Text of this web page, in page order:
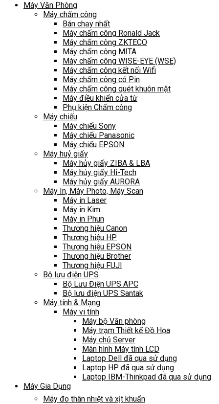
Máy Văn Phòng
Máy chấm công
Bán chạy nhất
Máy chấm công Ronald Jack
Máy chấm công ZKTECO
Máy chấm công MITA
Máy chấm công WISE-EYE (WSE)
Máy chấm công kết nối Wifi
Máy chấm công có Pin
Máy chấm công quét khuôn mặt
Máy điều khiển cửa từ
Phụ kiện Chấm công
Máy chiếu
Máy chiếu Sony
Máy chiếu Panasonic
Máy chiếu EPSON
Máy huỷ giấy
Máy hủy giấy ZIBA & LBA
Máy hủy giấy Hi-Tech
Máy hủy giấy AURORA
Máy In, Máy Photo, Máy Scan
Máy in Laser
Máy in Kim
Máy in Phun
Thương hiệu Canon
Thương hiệu HP
Thương hiệu EPSON
Thương hiệu Brother
Thương hiệu FUJI
Bộ lưu điện UPS
Bộ Lưu Điện UPS APC
Bộ lưu điện UPS Santak
Máy tính & Mạng
Máy vi tính
Máy bộ Văn phòng
Máy trạm Thiết kế Đồ Họa
Máy chủ Server
Màn hình Máy tính LCD
Laptop Dell đã qua sử dụng
Laptop HP đã qua sử dụng
Laptop IBM-Thinkpad đã qua sử dụng
Máy Gia Dụng
Máy đo thân nhiệt và xịt khuẩn